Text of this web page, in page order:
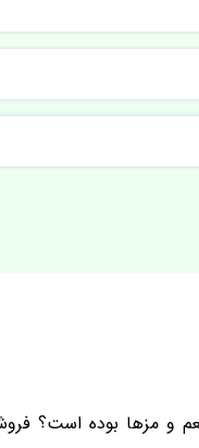
و مزها بوده است؟ فروش